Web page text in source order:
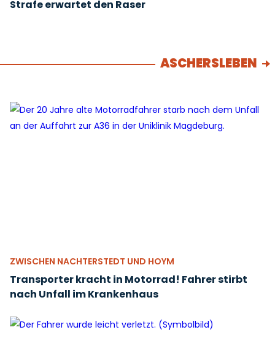
Strafe erwartet den Raser
ASCHERSLEBEN
ZWISCHEN NACHTERSTEDT UND HOYM
Transporter kracht in Motorrad! Fahrer stirbt
nach Unfall im Krankenhaus